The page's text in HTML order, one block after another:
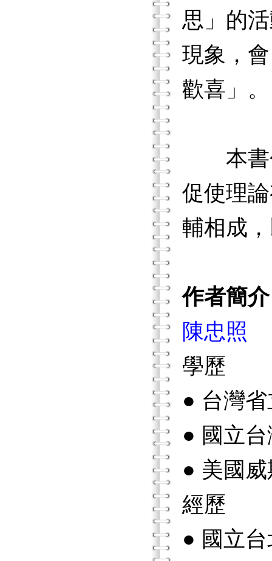
思」的
現象，
歡喜」。
本書包
促使理
輔相成
作者簡介
陳忠照
學歷
● 台灣
● 國立
● 美國
經歷
● 國立